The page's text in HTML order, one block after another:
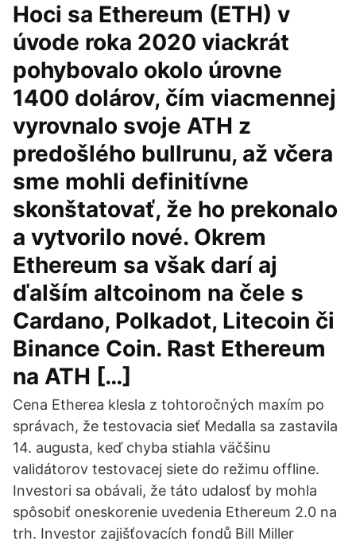
Hoci sa Ethereum (ETH) v
úvode roka 2020 viackrát
pohybovalo okolo úrovne
1400 dolárov, čím viacmennej
vyrovnalo svoje ATH z
predošlého bullrunu, až včera
sme mohli definitívne
skonštatovať, že ho prekonalo
a vytvorilo nové. Okrem
Ethereum sa však darí aj
ďalším altcoinom na čele s
Cardano, Polkadot, Litecoin či
Binance Coin. Rast Ethereum
na ATH […]
Cena Etherea klesla z tohtoročných maxím po
správach, že testovacia sieť Medalla sa zastavila
14. augusta, keď chyba stiahla väčšinu
validátorov testovacej siete do režimu offline.
Investori sa obávali, že táto udalosť by mohla
spôsobiť oneskorenie uvedenia Ethereum 2.0 na
trh. Investor zajišťovacích fondů Bill Miller